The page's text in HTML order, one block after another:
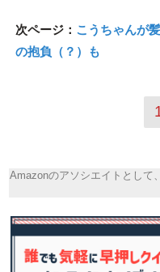
次ページ： こうちゃんが
の抱負（？）も
Amazonのアソシエイトとして